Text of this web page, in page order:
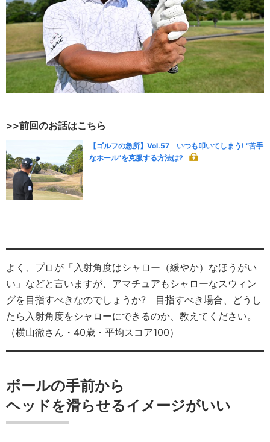
>>前回のお話はこちら
【ゴルフの急所】Vol.57 いつも叩いてしまう! “苦手
なホール”を克服する方法は?
よく、プロが「入射角度はシャロー（緩やか）なほうがい
い」などと言いますが、アマチュアもシャローなスウィン
グを目指すべきなのでしょうか? 目指すべき場合、どうし
たら入射角度をシャローにできるのか、教えてください。
（横山徹さん・40歳・平均スコア100）
ボールの手前から
ヘッドを滑らせるイメージがいい